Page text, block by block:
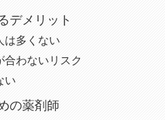
デメリット
は多くない
わないリスク
い
の薬剤師